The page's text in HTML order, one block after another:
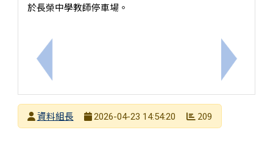
上一筆：衛生局辦理115年社區心理健康電影賞析活動
於長榮中學教師停車場。
下一筆：
發布者
資料組長
2026-04-23 14:54:20 209